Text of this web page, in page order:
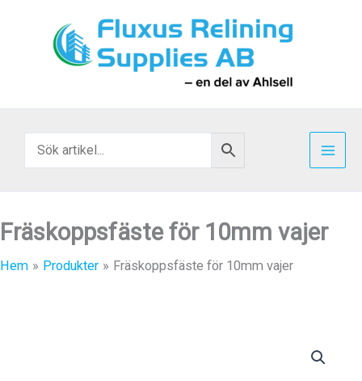
Fräskoppsfäste för 10mm vajer
Hem Produkter Fräskoppsfäste för 10mm vajer